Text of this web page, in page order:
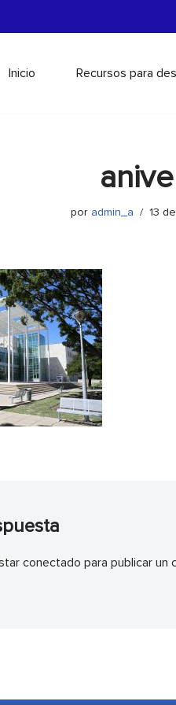
Inicio Recursos para
por admin_a 13
conectado para publicar un